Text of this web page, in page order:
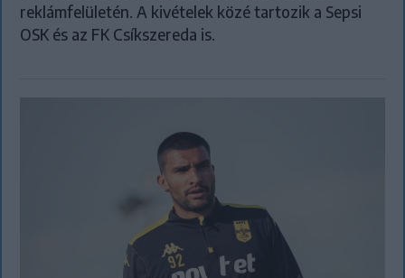
reklámfelületén. A kivételek közé tartozik a Sepsi
OSK és az FK Csíkszereda is.